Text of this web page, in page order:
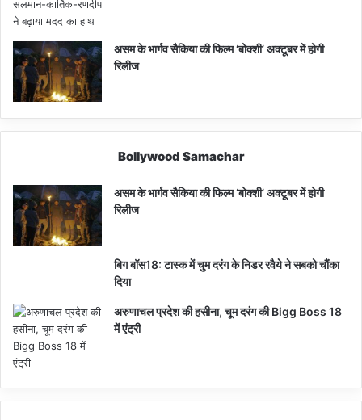
असम के भार्गव सैकिया की फिल्म ‘बोक्शी’ अक्टूबर में होगी
रिलीज
Bollywood Samachar
असम के भार्गव सैकिया की फिल्म ‘बोक्शी’ अक्टूबर में होगी
रिलीज
बिग बॉस18: टास्क में चुम दरंग के निडर रवैये ने सबको चौंका
दिया
अरुणाचल प्रदेश की हसीना, चूम दरंग की Bigg Boss 18
में एंट्री